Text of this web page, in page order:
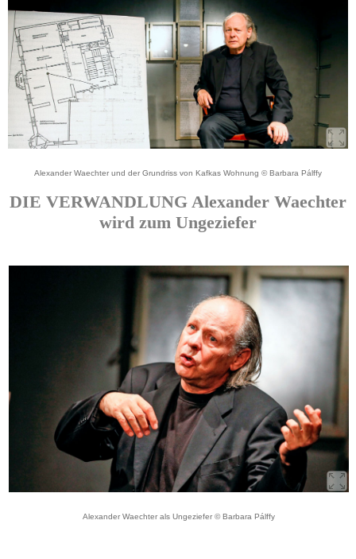
Alexander Waechter und der Grundriss von Kafkas Wohnung © Barbara Pálffy
DIE VERWANDLUNG Alexander Waechter
wird zum Ungeziefer
Alexander Waechter als Ungeziefer © Barbara Pálffy